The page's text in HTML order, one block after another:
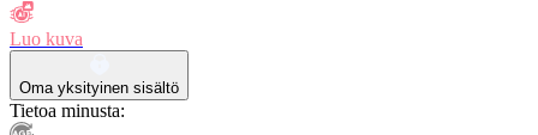
Luo kuva
Oma yksityinen sisältö
Tietoa minusta: